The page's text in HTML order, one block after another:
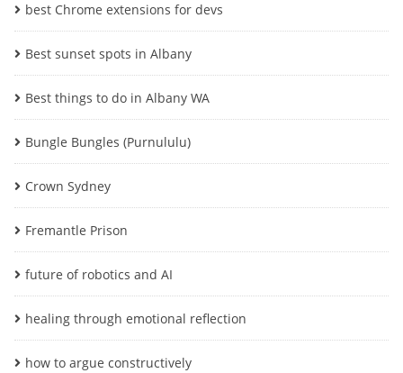
best Chrome extensions for devs
Best sunset spots in Albany
Best things to do in Albany WA
Bungle Bungles (Purnululu)
Crown Sydney
Fremantle Prison
future of robotics and AI
healing through emotional reflection
how to argue constructively